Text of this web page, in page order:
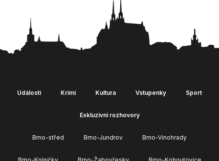
Události Krimi Kultura Vstupenky Sport
Exkluzivní rozhovory
Brno-střed Brno-Jundrov Brno-Vinohrady